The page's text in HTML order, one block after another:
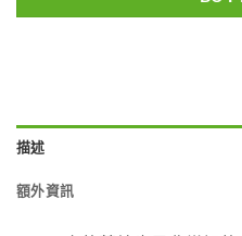
描述
額外資訊